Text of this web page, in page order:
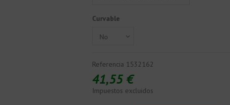
Curvable
Referencia 1532162
41,55 €
Impuestos excluidos